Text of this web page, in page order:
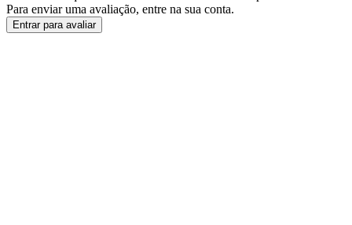
Para enviar uma avaliação, entre na sua conta.
Entrar para avaliar